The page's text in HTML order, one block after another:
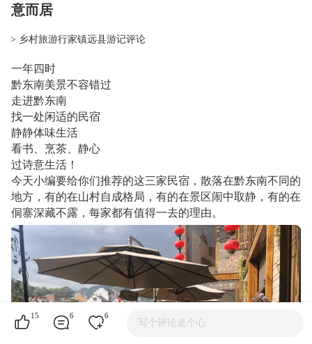
意而居
> 乡村旅游行家镇远县游记评论
一年四时
黔东南美景不容错过
走进黔东南
找一处闲适的民宿
静静体味生活
看书、烹茶、静心
过诗意生活！
今天小编要给你们推荐的这三家民宿，散落在黔东南不同的
地方，有的在山村自成格局，有的在景区闹中取静，有的在
侗寨深藏不露，每家都有值得一去的理由。
15 6 6
写个评论走个心